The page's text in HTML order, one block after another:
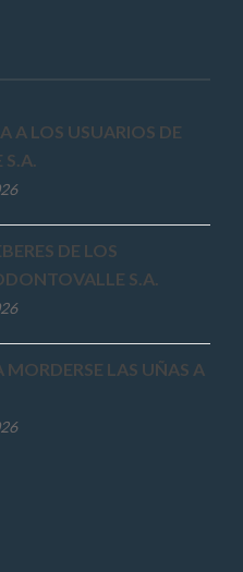
A LOS USUARIOS DE
DE LOS
S.A.
LAS UÑAS A